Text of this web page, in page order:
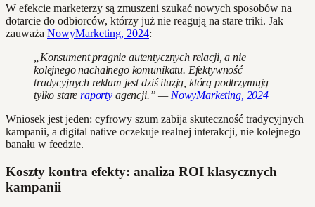
W efekcie marketerzy są zmuszeni szukać nowych sposobów na
dotarcie do odbiorców, którzy już nie reagują na stare triki. Jak
zauważa NowyMarketing, 2024:
„Konsument pragnie autentycznych relacji, a nie
kolejnego nachalnego komunikatu. Efektywność
tradycyjnych reklam jest dziś iluzją, którą podtrzymują
tylko stareraportyagencji.” — NowyMarketing, 2024
Wniosek jest jeden: cyfrowy szum zabija skuteczność tradycyjnych
kampanii, a digital native oczekuje realnej interakcji, nie kolejnego
banału w feedzie.
Koszty kontra efekty: analiza ROI klasycznych
kampanii